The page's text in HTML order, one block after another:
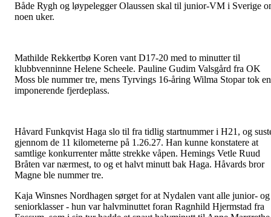
Både Rygh og løypelegger Olaussen skal til junior-VM i Sverige
noen uker.
Mathilde Rekkertbø Koren vant D17-20 med to minutter til
klubbvenninne Helene Scheele. Pauline Gudim Valsgård fra OK
Moss ble nummer tre, mens Tyrvings 16-åring Wilma Stopar tok en
imponerende fjerdeplass.
Håvard Funkqvist Haga slo til fra tidlig startnummer i H21, og
gjennom de 11 kilometerne på 1.26.27. Han kunne konstatere at
samtlige konkurrenter måtte strekke våpen. Hemings Vetle Ruud
Bråten var nærmest, to og et halvt minutt bak Haga. Håvards bror
Magne ble nummer tre.
Kaja Winsnes Nordhagen sørget for at Nydalen vant alle junior- og
seniorklasser - hun var halvminuttet foran Ragnhild Hjermstad fra